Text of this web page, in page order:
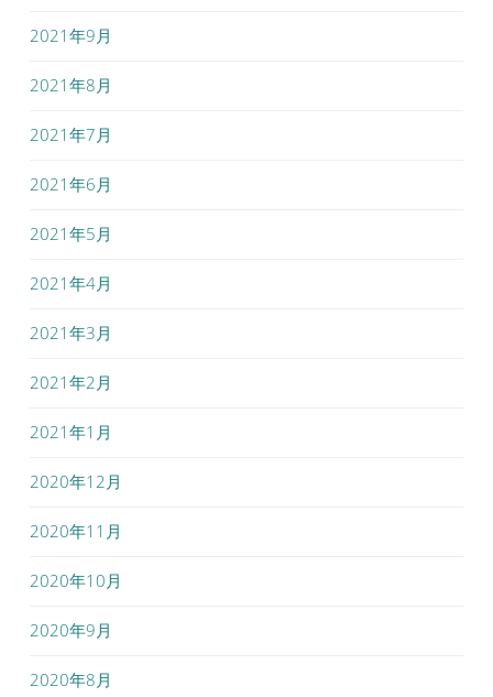
2021年9月
2021年8月
2021年7月
2021年6月
2021年5月
2021年4月
2021年3月
2021年2月
2021年1月
2020年12月
2020年11月
2020年10月
2020年9月
2020年8月